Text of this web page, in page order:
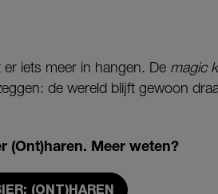
iets meer in hangen. De magic
de wereld blijft gewoon
(Ont)haren. Meer weten?
(ONT)HAREN